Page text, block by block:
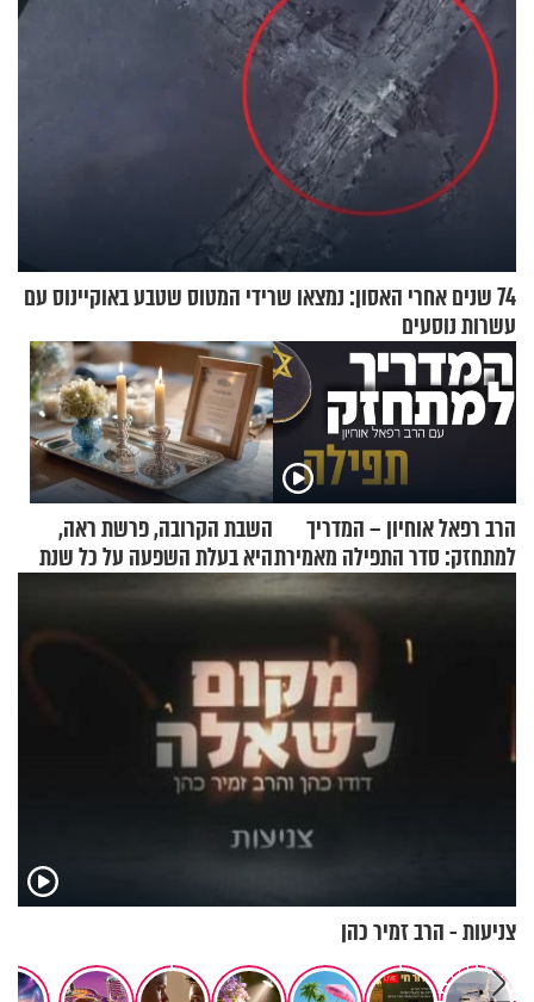
74 שנים אחרי האסון: נמצאו שרידי המטוס שטבע באוקיינוס עם
עשרות נוסעים
הרב רפאל אוחיון – המדריך
למתחזק: סדר התפילה מאמירת
הקורבנות ועד קריאת שמע
השבת הקרובה, פרשת ראה,
היא בעלת השפעה על כל שנת
תשפ"ז
צניעות - הרב זמיר כהן